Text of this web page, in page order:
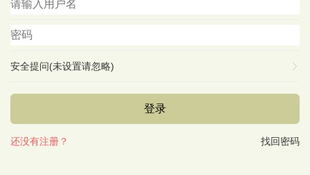
安全提问(未设置请忽略)
登录
找回密码
还没有注册？